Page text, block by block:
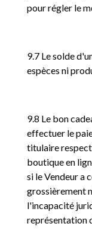
pour régler le
9.7 Le solde
espèces ni
9.8 Le bon
effectuer le
titulaire
boutique en
si le Vendeur a
grossièrement
l'incapacité
représentation